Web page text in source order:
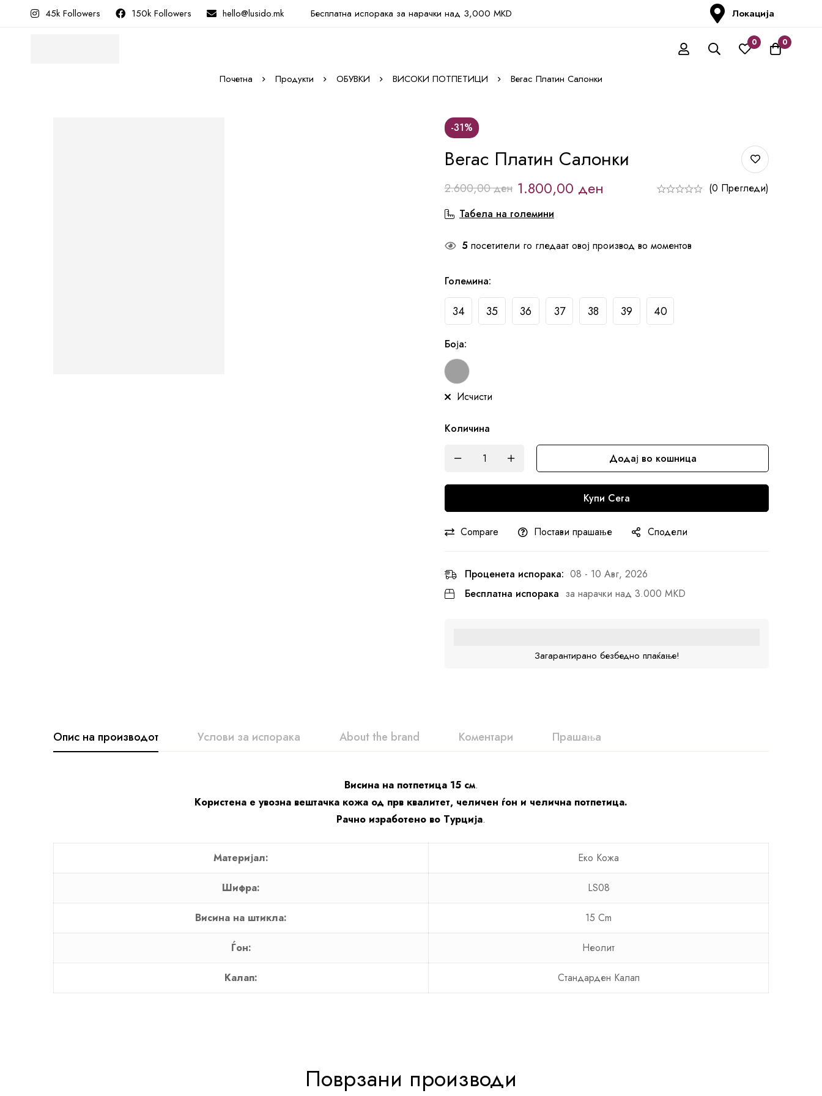
45k Followers 150k Followers hello@lusido.mk Бесплатна испорака за нарачки над 3,000 MKD Локација
0 0
Почетна Продукти ОБУВКИ ВИСОКИ ПОТПЕТИЦИ Вегас Платин Салонки
-31%
Вегас Платин Салонки
2.600,00ден 1.800,00 ден
(0 Прегледи)
Табела на големини
5 посетители го гледаат овој производ во моментов
Големина:
34 35 36 37 38 39 40
Боја:
Исчисти
Количина
Додај во кошница
Купи Сега
Compare Постави прашање Сподели
Проценета испорака: 08 - 10 Авг, 2026
Бесплатна испорака за нарачки над 3.000 MKD
Загарантирано безбедно плаќање!
Опис на производот Услови за испорака About the brand Коментари Прашања
Висина на потпетица 15 см.
Користена е увозна вештачка кожа од прв квалитет, челичен ѓон и челична потпетица.
Рачно изработено во Турција.
Материјал: Еко Кожа
Шифра: LS08
Висина на штикла: 15 Cm
Ѓон: Неолит
Калап: Стандарден Калап
Поврзани производи